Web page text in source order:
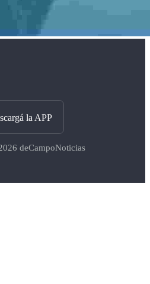
la APP
deCampoNoticias